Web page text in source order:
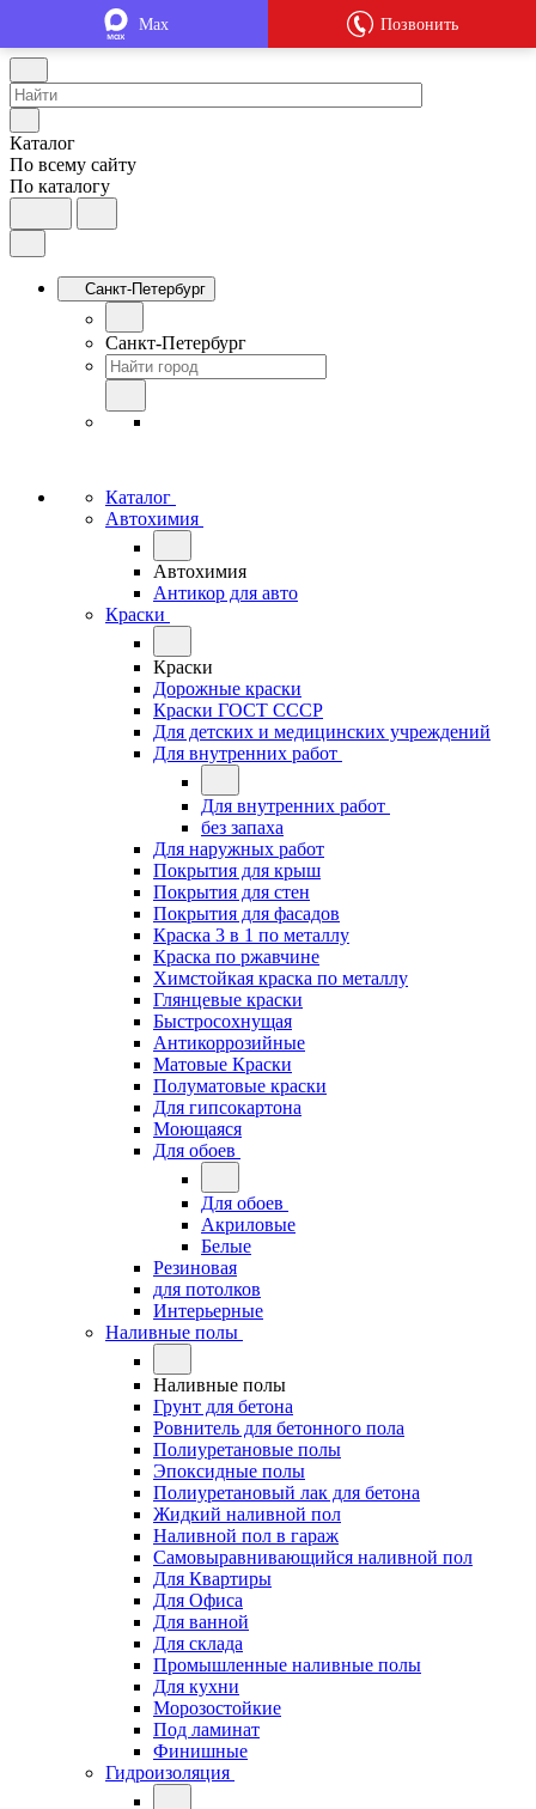
Каталог
По всему сайту
По каталогу
Санкт-Петербург
Санкт-Петербург
Каталог
Автохимия
Автохимия
Антикор для авто
Краски
Краски
Дорожные краски
Краски ГОСТ СССР
Для детских и медицинских учреждений
Для внутренних работ
Для внутренних работ
без запаха
Для наружных работ
Покрытия для крыш
Покрытия для стен
Покрытия для фасадов
Краска 3 в 1 по металлу
Краска по ржавчине
Химстойкая краска по металлу
Глянцевые краски
Быстросохнущая
Антикоррозийные
Матовые Краски
Полуматовые краски
Для гипсокартона
Моющаяся
Для обоев
Для обоев
Акриловые
Белые
Резиновая
для потолков
Интерьерные
Наливные полы
Наливные полы
Грунт для бетона
Ровнитель для бетонного пола
Полиуретановые полы
Эпоксидные полы
Полиуретановый лак для бетона
Жидкий наливной пол
Наливной пол в гараж
Самовыравнивающийся наливной пол
Для Квартиры
Для Офиса
Для ванной
Для склада
Промышленные наливные полы
Для кухни
Морозостойкие
Под ламинат
Финишные
Гидроизоляция
Max Позвонить